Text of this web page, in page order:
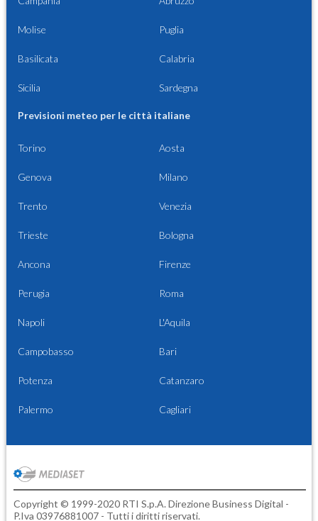
Molise Puglia
Basilicata Calabria
Sicilia Sardegna
Previsioni meteo per le città italiane
Torino Aosta
Genova Milano
Trento Venezia
Trieste Bologna
Ancona Firenze
Perugia Roma
Napoli L'Aquila
Campobasso Bari
Potenza Catanzaro
Palermo Cagliari
Copyright © 1999-2020 RTI S.p.A. Direzione Business Digital -
P.Iva 03976881007 - Tutti i diritti riservati.